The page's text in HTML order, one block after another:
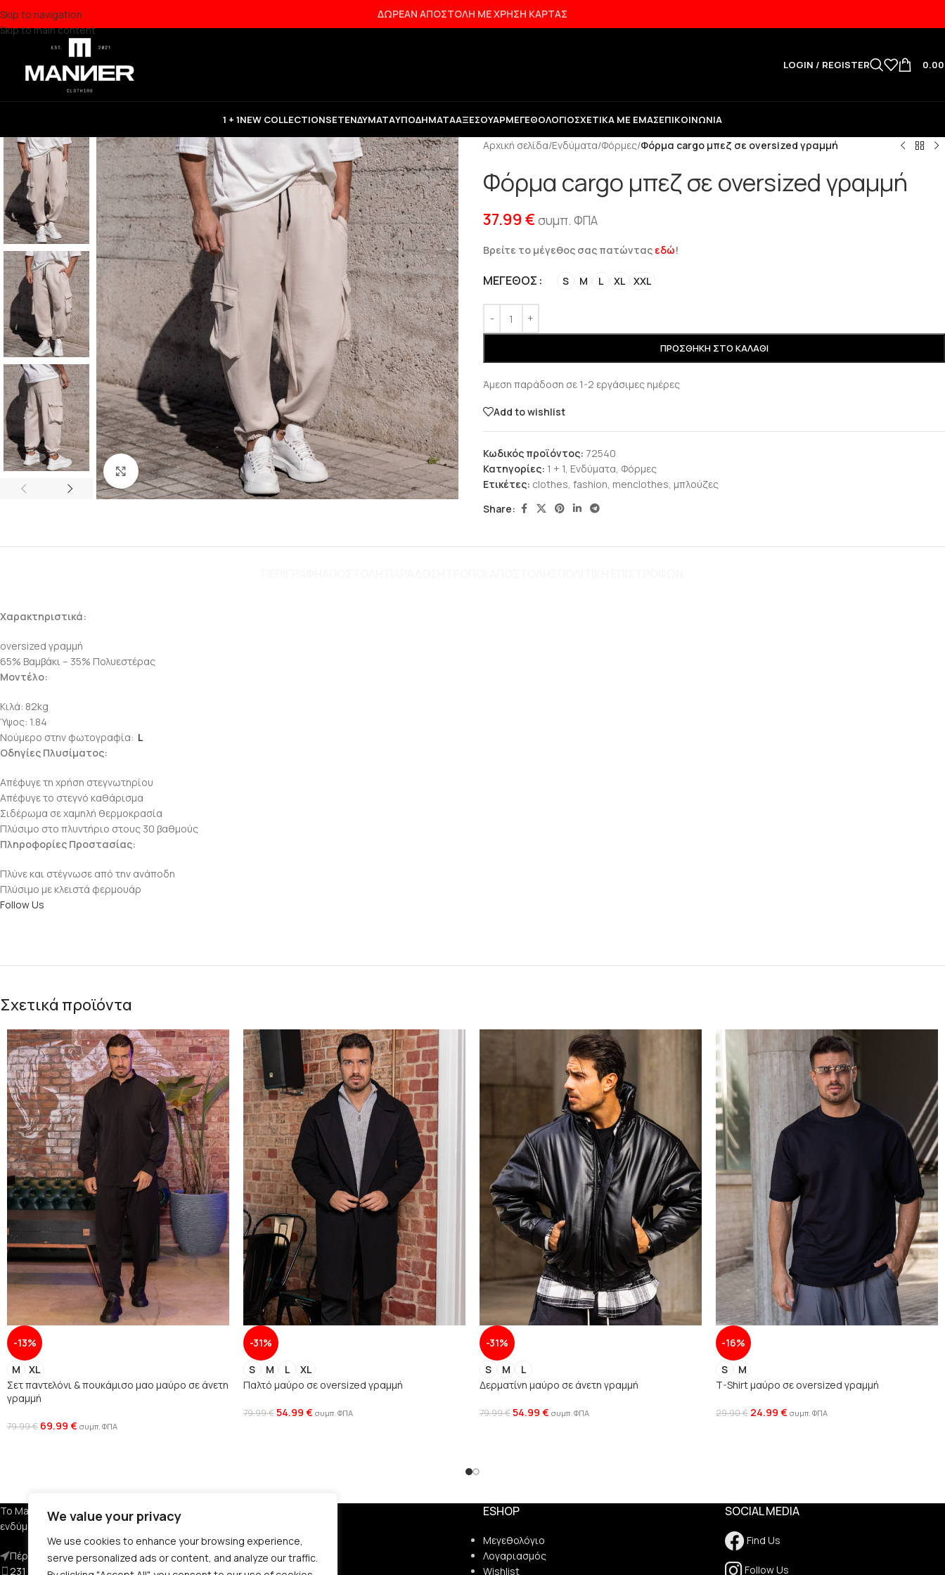
We value your privacy
We use cookies to enhance your browsing experience,
serve personalized ads or content, and analyze our traffic.
Skip to navigation
Skip to main content
ΔΩΡΕΑΝ ΑΠΟΣΤΟΛΗ ΜΕ ΧΡΗΣΗ ΚΑΡΤΑΣ
LOGIN / REGISTER
1 + 1NEW COLLECTIONSETΕΝΔΎΜΑΤΑΥΠΟΔΉΜΑΤΑΑΞΕΣΟΥΆΡΜΕΓΕΘΟΛΌΓΙΟΣΧΕΤΙΚΆ ΜΕ ΕΜΆΣΕΠΙΚΟΙΝΩΝΊΑ
Click to enlarge
Αρχική σελίδα/Ενδύματα/Φόρμες/Φόρμα cargo μπεζ σε oversized γραμμή
Φόρμα cargo μπεζ σε oversized γραμμή
37.99 €συμπ. ΦΠΑ
Βρείτε το μέγεθος σας πατώντας εδώ!
ΜΈΓΕΘΟΣ S M L XL XXL
ΠΡΟΣΘΉΚΗ ΣΤΟ ΚΑΛΆΘΙ
Άμεση παράδοση σε 1-2 εργάσιμες ημέρες
Add to wishlist
Κωδικός προϊόντος: 72540
Κατηγορίες: 1 + 1, Ενδύματα, Φόρμες
Ετικέτες: clothes, fashion, menclothes, μπλούζες
Share:
Χαρακτηριστικά:
oversized γραμμή
65% Βαμβάκι – 35% Πολυεστέρας
Μοντέλο:
Κιλά: 82kg
Ύψος: 1.84
Νούμερο στην φωτογραφία: L
Οδηγίες Πλυσίματος:
Απέφυγε τη χρήση στεγνωτηρίου
Απέφυγε το στεγνό καθάρισμα
Σιδέρωμα σε χαμηλή θερμοκρασία
Πλύσιμο στο πλυντήριο στους 30 βαθμούς
Πληροφορίες Προστασίας:
Πλύνε και στέγνωσε από την ανάποδη
Πλύσιμο με κλειστά φερμουάρ
Follow Us
Σχετικά προϊόντα
-13%
M
XL
Σετ παντελόνι & πουκάμισο μαο μαύρο σε άνετη
γραμμή
79.99€ 69.99 € συμπ. ΦΠΑ
-31%
S
M L
XL
Παλτό μαύρο σε oversized γραμμή
79.99€54.99 € συμπ. ΦΠΑ
-31%
S
M
L
Δερματίνη μαύρο σε άνετη γραμμή
79.99€54.99 € συμπ. ΦΠΑ
-16%
S
M
T-Shirt μαύρο σε oversized γραμμή
29.90€ 24.99 € συμπ. ΦΠΑ
Το Manner Clothing διαθέτει ανδρικά
ενδύματα, υποδήματα και αξεσουάρ.
Πέραν 29, Αμπελόκηπους 561 23
231 124 5038
Σχετικά με Εμάς
Όροι Χρήσης
Πολιτική Απορρήτου
ESHOP
Μεγεθολόγιο
Λογαριασμός
Wishlist
SOCIAL MEDIA
Find Us
Follow Us